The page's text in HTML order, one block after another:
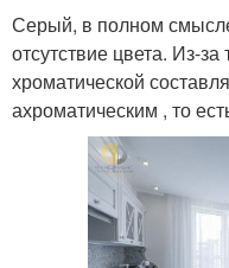
Серый, в полном
отсутствие цвета. Из-за
хроматической
ахроматическим , то